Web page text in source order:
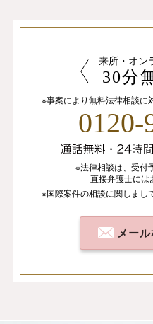
来所・オン
30分
※事案により無料法律相談に
0120-
※法律相談は、 受付
直接弁護士には
※国際案件の相談に関しまし
メール